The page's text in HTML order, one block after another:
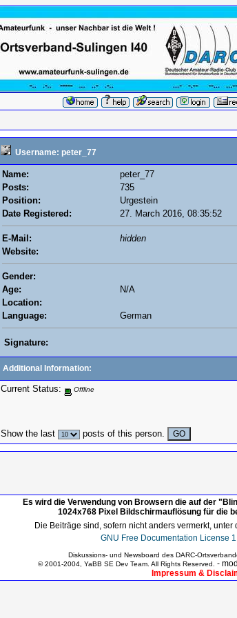
Username: peter_77
Name:
peter_77
Posts:
735
Position:
Urgestein
Date Registered:
27. March 2016, 08:35:52
E-Mail:
hidden
Website:
Gender:
Age:
N/A
Location:
Language:
German
Signature:
Additional Information:
Current Status: Offline
Show the last posts of this person.
Es wird die Verwendung von Browsern die auf der
1024x768 Pixel Bildschirmauflösung für die
Die Beiträge sind, sofern nicht anders vermerkt,
GNU Free Documentation License
Diskussions- und Newsboard des DARC-
© 2001-2004, YaBB SE Dev Team. All Rights Reserved.
-
Impressum &